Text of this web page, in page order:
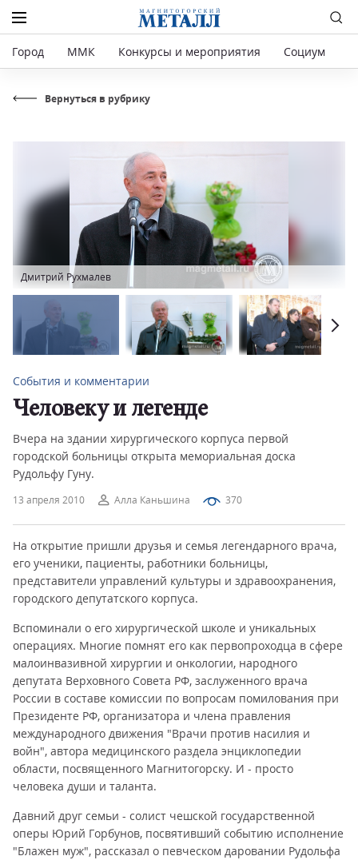
Город ММК Конкурсы и мероприятия Социум
Вернуться в рубрику
13 апреля 2010 Алла Каньшина 370
События и комментарии
Человеку и легенде
Вчера на здании хирургического корпуса первой
городской больницы открыта мемориальная доска
Рудольфу Гуну.
Дмитрий Рухмалев
На открытие пришли друзья и семья легендарного врача,
его ученики, пациенты, работники больницы,
представители управлений культуры и здравоохранения,
городского депутатского корпуса.
Вспоминали о его хирургической школе и уникальных
операциях. Многие помнят его как первопроходца в сфере
малоинвазивной хирургии и онкологии, народного
депутата Верховного Совета РФ, заслуженного врача
России в составе комиссии по вопросам помилования при
Президенте РФ, организатора и члена правления
международного движения "Врачи против насилия и
войн", автора медицинского раздела энциклопедии
области, посвященного Магнитогорску. И - просто
человека души и таланта.
Давний друг семьи - солист чешской государственной
оперы Юрий Горбунов, посвятивший событию исполнение
"Блажен муж", рассказал о певческом даровании Рудольфа